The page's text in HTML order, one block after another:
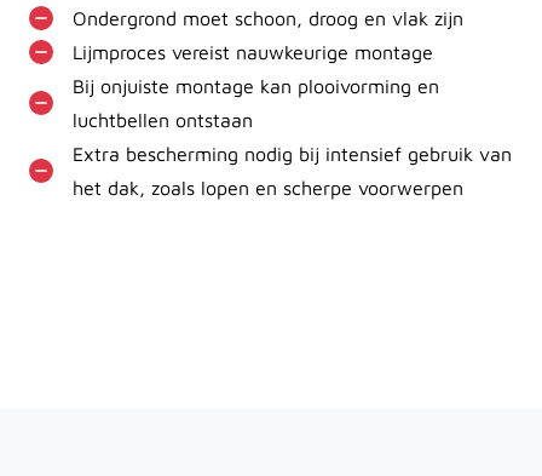
Ondergrond moet schoon, droog en vlak zijn
Lijmproces vereist nauwkeurige montage
Bij onjuiste montage kan plooivorming en
luchtbellen ontstaan
Extra bescherming nodig bij intensief gebruik van
het dak, zoals lopen en scherpe voorwerpen